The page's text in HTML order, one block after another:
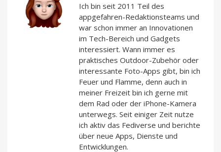
Ich bin seit 2011 Teil des
appgefahren-Redaktionsteams und
war schon immer an Innovationen
im Tech-Bereich und Gadgets
interessiert. Wann immer es
praktisches Outdoor-Zubehör oder
interessante Foto-Apps gibt, bin ich
Feuer und Flamme, denn auch in
meiner Freizeit bin ich gerne mit
dem Rad oder der iPhone-Kamera
unterwegs. Seit einiger Zeit nutze
ich aktiv das Fediverse und berichte
über neue Apps, Dienste und
Entwicklungen.